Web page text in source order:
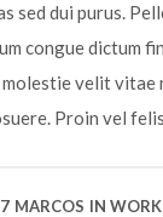
sed dui purus.
congue dictum
molestie velit vitae
Proin vel
MARCOS IN WORK